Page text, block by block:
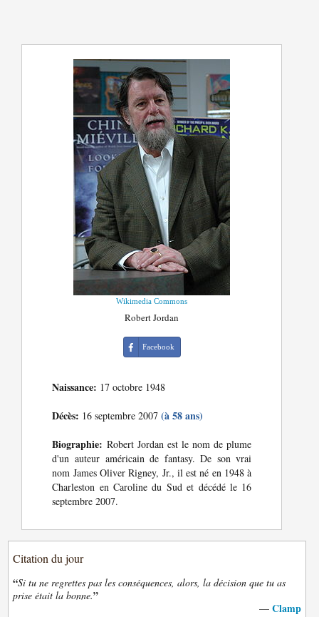
Wikimedia Commons
Robert Jordan
Facebook
Naissance: 17 octobre 1948
Décès: 16 septembre 2007(à 58 ans)
Biographie: Robert Jordan est le nom de plume
d'un auteur américain de fantasy. De son vrai
nom James Oliver Rigney, Jr., il est né en 1948 à
Charleston en Caroline du Sud et décédé le 16
septembre 2007.
Citation du jour
“Si tu ne regrettes pas les conséquences, alors, la décision que tu as
prise était la bonne.”
— Clamp